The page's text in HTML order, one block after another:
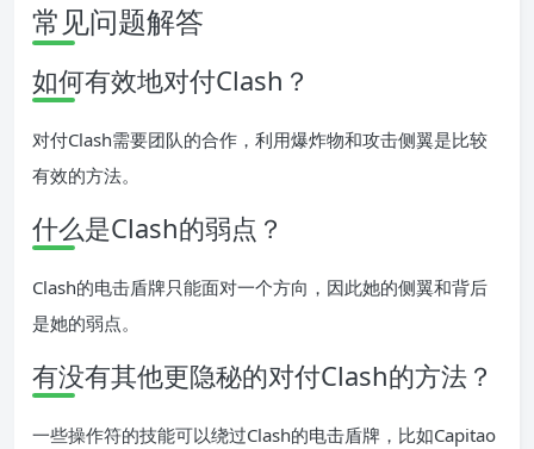
常见问题解答
如何有效地对付Clash？
对付Clash需要团队的合作，利用爆炸物和攻击侧翼是比较
有效的方法。
什么是Clash的弱点？
Clash的电击盾牌只能面对一个方向，因此她的侧翼和背后
是她的弱点。
有没有其他更隐秘的对付Clash的方法？
一些操作符的技能可以绕过Clash的电击盾牌，比如Capitao